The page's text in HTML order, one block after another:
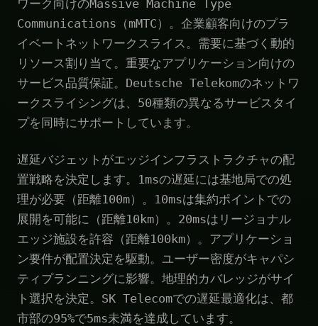
ワーク向けのMassive Machine Type
Communications（mMTC）。企業顧客向けのプラ
イベートネットワークスライス。需要に基づく動的
リソース割り当て。重要なアプリケーション向けの
サービス品質保証。Deutsche Telekomのネットワ
ークスライシングは、50種類の異なるサービスタイ
プを同時にサポートしています。
遅延バジェットがエッジインフラストラクチャの配
置戦略を決定します。1msの遅延には基地局での処
理が必要（距離100m）。10msは集約ポイントでの
展開を可能に（距離10km）。20msはリージョナル
エッジ施設を許容（距離100km）。アプリケーショ
ン要件が配置決定を駆動。ユーザー密度がキャパシ
ティプランニングに影響。地理的カバレッジがサイ
ト選択を決定。SK Telecomでの遅延最適化は、都
市部の95%で5ms未満を達成しています。